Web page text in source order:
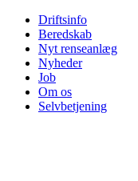
Driftsinfo
Beredskab
Nyt renseanlæg
Nyheder
Job
Om os
Selvbetjening